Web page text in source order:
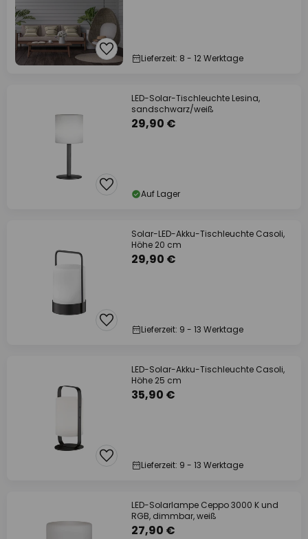
Lieferzeit: 8 - 12 Werktage
LED-Solar-Tischleuchte Lesina,
sandschwarz/weiß
29,90 €
Auf Lager
Solar-LED-Akku-Tischleuchte Casoli,
Höhe 20 cm
29,90 €
Lieferzeit: 9 - 13 Werktage
LED-Solar-Akku-Tischleuchte Casoli,
Höhe 25 cm
35,90 €
Lieferzeit: 9 - 13 Werktage
LED-Solarlampe Ceppo 3000 K und
RGB, dimmbar, weiß
27,90 €